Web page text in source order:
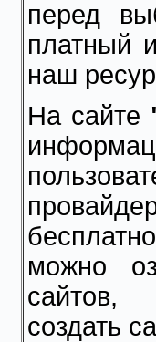
перед
платный
наш
На сайте
можно
сайтов,
создать